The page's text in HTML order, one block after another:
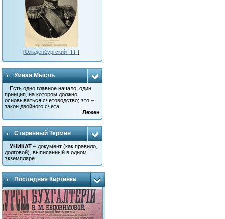
[Ольденбургский П.Г.]
Умная Мысль
Есть одно главное начало, один
принцип, на котором должно
основываться счетоводство; это –
закон двойного счета.
Лежен
Старинный Термин
УНИКАТ – документ (как правило,
долговой), выписанный в одном
экземпляре.
Последняя Картинка